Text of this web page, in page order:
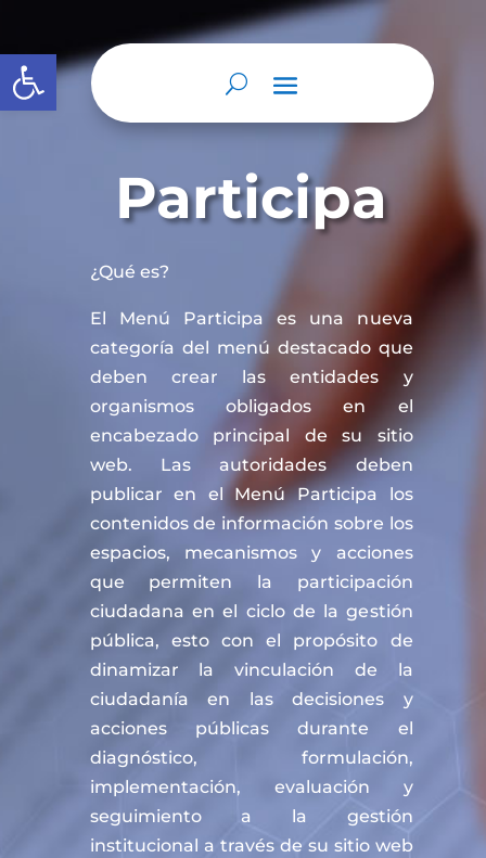
Abrir barra de herramientas
Participa
¿Qué es?
El Menú Participa es una nueva
categoría del menú destacado que
deben crear las entidades y
organismos obligados en el
encabezado principal de su sitio
web. Las autoridades deben
publicar en el Menú Participa los
contenidos de información sobre los
espacios, mecanismos y acciones
que permiten la participación
ciudadana en el ciclo de la gestión
pública, esto con el propósito de
dinamizar la vinculación de la
ciudadanía en las decisiones y
acciones públicas durante el
diagnóstico, formulación,
implementación, evaluación y
seguimiento a la gestión
institucional a través de su sitio web